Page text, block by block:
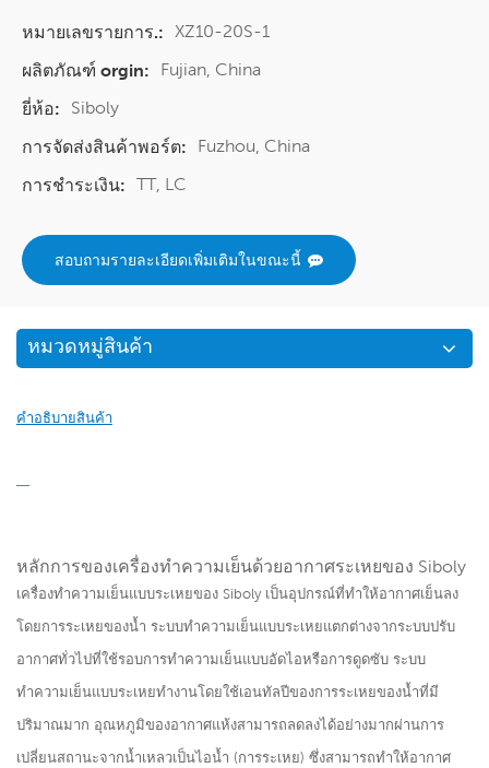
หมายเลขรายการ.: XZ10-20S-1
ผลิตภัณฑ์ orgin:
Fujian, China
ยี่ห้อ:
Siboly
การจัดส่งสินค้าพอร์ต:
Fuzhou, China
การชำระเงิน: TT, LC
สอบถามรายละเอียดเพิ่มเติมในขณะนี้
หมวดหมู่สินค้า
คำอธิบายสินค้า
หลักการของเครื่องทำความเย็นด้วยอากาศระเหยของ Siboly
เครื่องทำความเย็นแบบระเหยของ Siboly เป็นอุปกรณ์ที่ทำให้อากาศเย็นลง
โดยการระเหยของน้ำ ระบบทำความเย็นแบบระเหยแตกต่างจากระบบปรับ
อากาศทั่วไปที่ใช้รอบการทำความเย็นแบบอัดไอหรือการดูดซับ ระบบ
ทำความเย็นแบบระเหยทำงานโดยใช้เอนทัลปีของการระเหยของน้ำที่มี
ปริมาณมาก อุณหภูมิของอากาศแห้งสามารถลดลงได้อย่างมากผ่านการ
เปลี่ยนสถานะจากน้ำเหลวเป็นไอน้ำ (การระเหย) ซึ่งสามารถทำให้อากาศ